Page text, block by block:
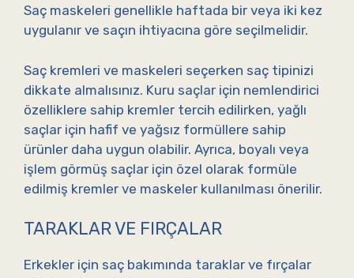
Saç maskeleri genellikle haftada bir veya iki kez
uygulanır ve saçın ihtiyacına göre seçilmelidir.
Saç kremleri ve maskeleri seçerken saç tipinizi
dikkate almalısınız. Kuru saçlar için nemlendirici
özelliklere sahip kremler tercih edilirken, yağlı
saçlar için hafif ve yağsız formüllere sahip
ürünler daha uygun olabilir. Ayrıca, boyalı veya
işlem görmüş saçlar için özel olarak formüle
edilmiş kremler ve maskeler kullanılması önerilir.
TARAKLAR VE FIRÇALAR
Erkekler için saç bakımında taraklar ve fırçalar